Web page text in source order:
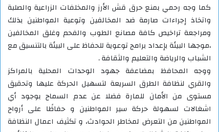
كما وجه رحمي بمنع حرق قش الأرز والمخلفات الزراعية والصلبة
واتخاذ إجراءات صارمة ضد المخالفين وتوعية المواطنين بذلك
ومراجعة تراخيص كافة مصانع الطوب والفحم وغلق المخالفين
،موجها البيئة بإعداد برامج توعوية للحفاظ على البيئة بالتنسيق مع
الشباب والرياضة والتعليم والثقافة .
ووجه المحافظ بمضاعفة جهود الوحدات المحلية بالمراكز
والقري لنظافة الطرق السريعة لتسهيل الحركة عليها وتحقيق
مستوى من الأمان للمارة فضلا عن عدم السماح بوجود أي
اشغالات لسهولة حركة سير المواطنين و حفاظًا على أرواح
المواطنين من التعرض لمخاطر الحوادث، و تكثيف اعمال النظافة